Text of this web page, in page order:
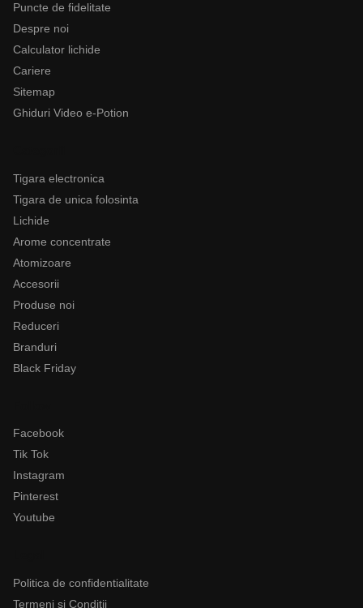
Puncte de fidelitate
Despre noi
Calculator lichide
Cariere
Sitemap
Ghiduri Video e-Potion
Tigara electronica
Tigara de unica folosinta
Lichide
Arome concentrate
Atomizoare
Accesorii
Produse noi
Reduceri
Branduri
Black Friday
Facebook
Tik Tok
Instagram
Pinterest
Youtube
Politica de confidentialitate
Termeni si Conditii